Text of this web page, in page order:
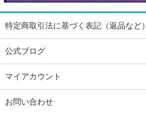
特定商取引法に基づく表記（返品など）
公式ブログ
マイアカウント
お問い合わせ